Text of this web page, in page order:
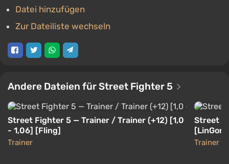
Datei hinzufügen
Zur Dateiliste wechseln
Andere Dateien für Street Fighter 5
Street Fighter 5 — Trainer / Trainer (+12) [1,0
- 1,06] [Fling]
Trainer
Street
[LinGon]
Trainer